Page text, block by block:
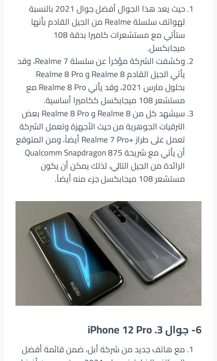
حيث يعد هذا الجوال أفضل جوال 2021 بالنسبة
لهواتف سلسلة Realme من الجيل القادم بأنها
ستأتي مع مستشعرات كاميرا بدقة 108
ميجابكسل.
وكشفت الشركة مؤخراً عن سلسلة Realme 7، وقد
يأتي الجيل القادم Realme 8 و Realme 8 Pro
بحلول مارس 2021، وقد يأتي Realme 8 Pro مع
مستشعر 108 ميجابكسل ككاميرا أساسية.
سيشهد كل من Realme 8 و Realme 8 Pro بعض
الترقيات الجوهرية من حيث الأجهزة وتعمل الشركة
تعمل على طراز +Realme 7 Pro أيضاً، ومن المتوقع
أن يأتي مع شريحة Qualcomm Snapdragon 875
الرائدة من الجيل التالي، لذلك يمكن أن يكون
مستشعر 108 ميجابكسل جزء منه أيضاً.
6- جوال 3. iPhone 12 Pro
مع هاتف جديد من شركة أبل، ضمن قائمة أفضل